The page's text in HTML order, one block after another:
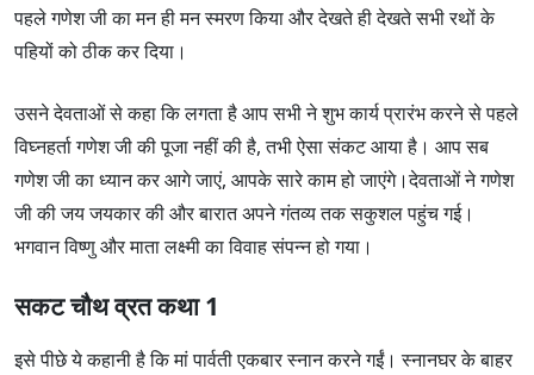
पहले गणेश जी का मन ही मन स्मरण किया और देखते ही देखते सभी रथों के
पहियों को ठीक कर दिया।
उसने देवताओं से कहा कि लगता है आप सभी ने शुभ कार्य प्रारंभ करने से पहले
विघ्नहर्ता गणेश जी की पूजा नहीं की है, तभी ऐसा संकट आया है। आप सब
गणेश जी का ध्यान कर आगे जाएं, आपके सारे काम हो जाएंगे।देवताओं ने गणेश
जी की जय जयकार की और बारात अपने गंतव्य तक सकुशल पहुंच गई।
भगवान विष्णु और माता लक्ष्मी का विवाह संपन्न हो गया।
सकट चौथ व्रत कथा 1
इसे पीछे ये कहानी है कि मां पार्वती एकबार स्नान करने गईं। स्नानघर के बाहर